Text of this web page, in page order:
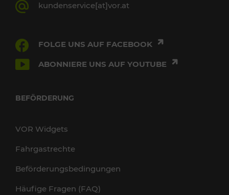
kundenservice[at]vor.at
FOLGE UNS AUF FACEBOOK
ABONNIERE UNS AUF YOUTUBE
BEFÖRDERUNG
VOR Widgets
Fahrgastrechte
Beförderungsbedingungen
Häufige Fragen (FAQ)